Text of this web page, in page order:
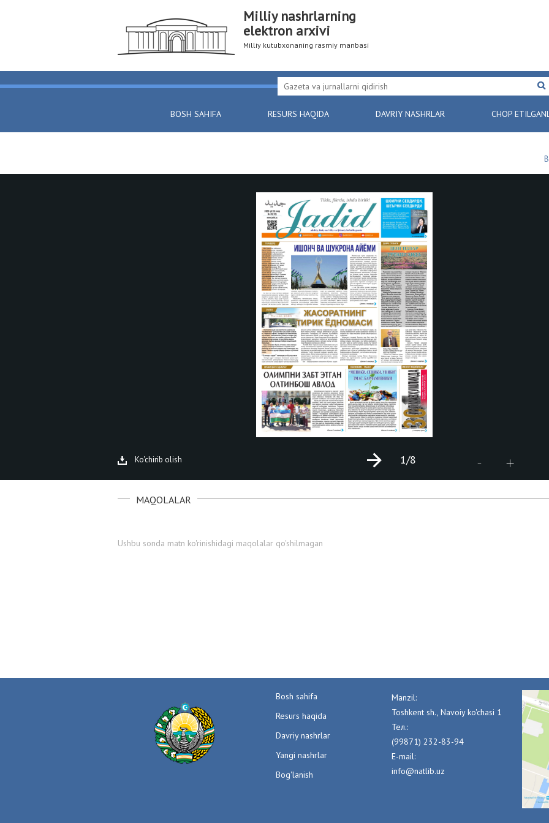
Milliy nashrlarning
elektron arxivi
Milliy kutubxonaning rasmiy manbasi
BOSH SAHIFA RESURS HAQIDA DAVRIY NASHRLAR CHOP
Ko'chirib olish - +
1/8
MAQOLALAR
Ushbu sonda matn ko'rinishidagi maqolalar qo'shilmagan
Bosh sahifa
Resurs haqida
Davriy nashrlar
Yangi nashrlar
Bog'lanish
Manzil:
Toshkent sh., Navoiy ko'chasi 1
Тел.:
(99871) 232-83-94
E-mail:
info@natlib.uz